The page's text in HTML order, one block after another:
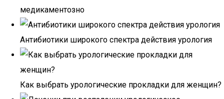
медикаментозно
Антибиотики широкого спектра действия урология
Как выбрать урологические прокладки для женщин?